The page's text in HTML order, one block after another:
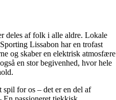
deles af folk i alle aldre. Lokale
Lissabon har en trofast
og skaber en elektrisk atmosfære
en stor begivenhed, hvor hele
spil for os – det er en del af